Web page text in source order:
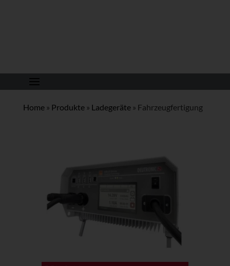
Home» Produkte» Ladegeräte» Fahrzeugfertigung